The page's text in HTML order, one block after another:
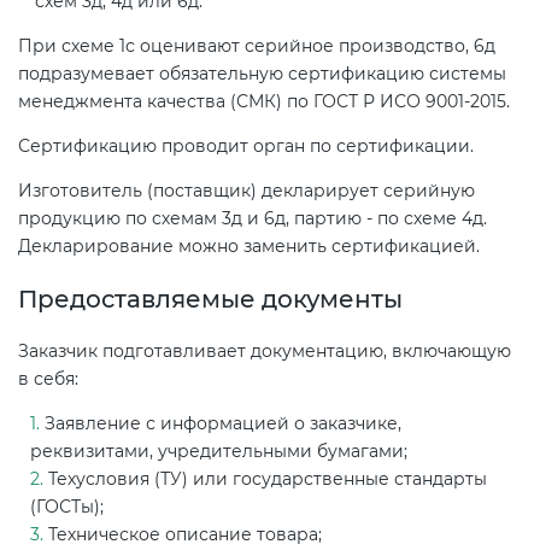
При схеме 1с оценивают серийное производство, 6д
подразумевает обязательную сертификацию системы
менеджмента качества (СМК) по ГОСТ Р ИСО 9001-2015.
Сертификацию проводит орган по сертификации.
Изготовитель (поставщик) декларирует серийную
продукцию по схемам 3д и 6д, партию - по схеме 4д.
Декларирование можно заменить сертификацией.
Предоставляемые документы
Заказчик подготавливает документацию, включающую
в себя:
Заявление с информацией о заказчике,
реквизитами, учредительными бумагами;
Техусловия (ТУ) или государственные стандарты
(ГОСТы);
Техническое описание товара;